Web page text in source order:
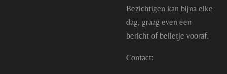
Bezichtigen kan bijna elke
dag, graag even een
bericht of belletje vooraf.
Contact: